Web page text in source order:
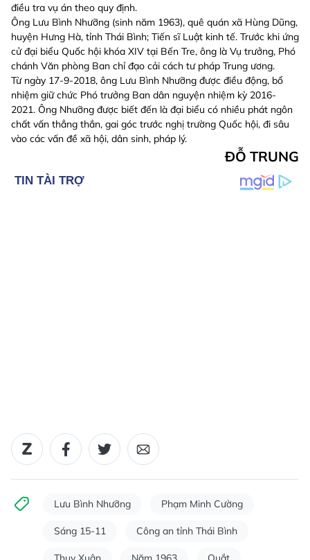
điều tra vụ án theo quy định.
Ông Lưu Bình Nhưỡng (sinh năm 1963), quê quán xã Hùng Dũng,
huyện Hưng Hà, tỉnh Thái Bình; Tiến sĩ Luật kinh tế. Trước khi ứng
cử đại biểu Quốc hội khóa XIV tại Bến Tre, ông là Vụ trưởng, Phó
chánh Văn phòng Ban chỉ đạo cải cách tư pháp Trung ương.
Từ ngày 17-9-2018, ông Lưu Bình Nhưỡng được điều động, bổ
nhiệm giữ chức Phó trưởng Ban dân nguyện nhiệm kỳ 2016-
2021. Ông Nhưỡng được biết đến là đại biểu có nhiều phát ngôn
chất vấn thẳng thắn, gai góc trước nghị trường Quốc hội, đi sâu
vào các vấn đề xã hội, dân sinh, pháp lý.
ĐỖ TRUNG
Lưu Bình Nhưỡng Phạm Minh Cường
Sáng 15-11 Công an tỉnh Thái Bình